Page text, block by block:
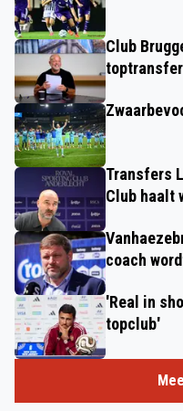
Club
toptransfer
Transfers
Club haalt
coach
'Real in
topclub'